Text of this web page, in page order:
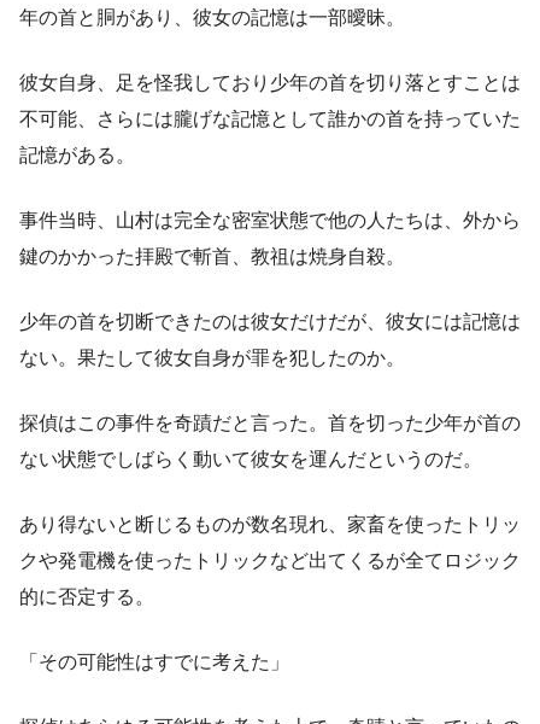
年の首と胴があり、彼女の記憶は一部曖昧。
彼女自身、足を怪我しており少年の首を切り落とすことは
不可能、さらには朧げな記憶として誰かの首を持っていた
記憶がある。
事件当時、山村は完全な密室状態で他の人たちは、外から
鍵のかかった拝殿で斬首、教祖は焼身自殺。
少年の首を切断できたのは彼女だけだが、彼女には記憶は
ない。果たして彼女自身が罪を犯したのか。
探偵はこの事件を奇蹟だと言った。首を切った少年が首の
ない状態でしばらく動いて彼女を運んだというのだ。
あり得ないと断じるものが数名現れ、家畜を使ったトリッ
クや発電機を使ったトリックなど出てくるが全てロジック
的に否定する。
「その可能性はすでに考えた」